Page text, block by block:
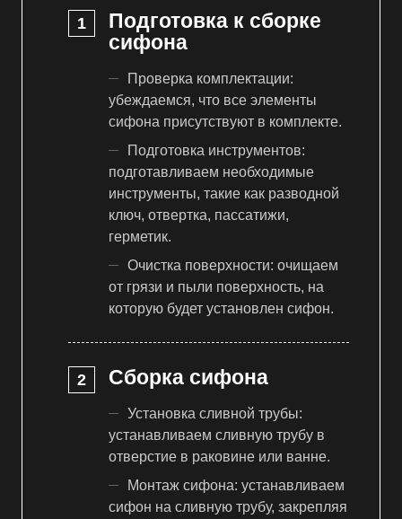
Подготовка к сборке
сифона
Проверка комплектации:
убеждаемся, что все элементы
сифона присутствуют в комплекте.
Подготовка инструментов:
подготавливаем необходимые
инструменты, такие как разводной
ключ, отвертка, пассатижи,
герметик.
Очистка поверхности: очищаем
от грязи и пыли поверхность, на
которую будет установлен сифон.
Сборка сифона
Установка сливной трубы:
устанавливаем сливную трубу в
отверстие в раковине или ванне.
Монтаж сифона: устанавливаем
сифон на сливную трубу, закрепляя